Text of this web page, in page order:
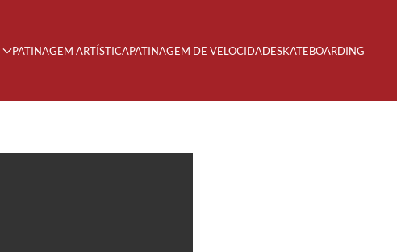
PATINAGEM ARTÍSTICAPATINAGEM DE VELOCIDADESKATEBOARDING